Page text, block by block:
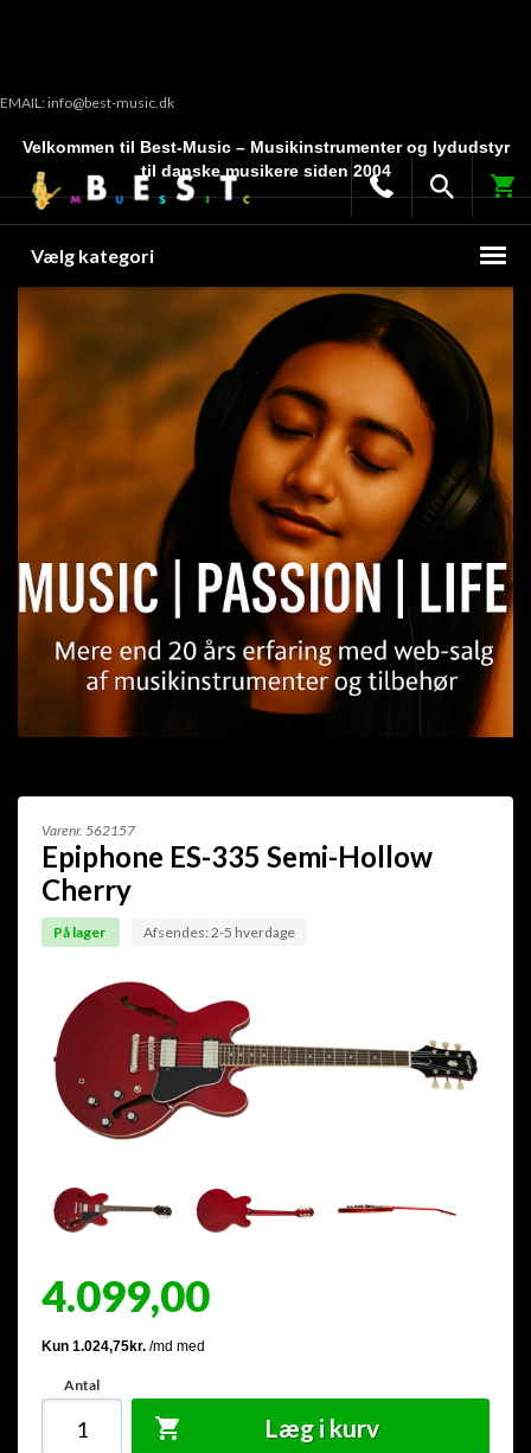
EMAIL: info@best-music.dk
Velkommen til Best-Music – Musikinstrumenter og lydudstyr
til danske musikere siden 2004
Vælg kategori
Varenr. 562157
Epiphone ES-335 Semi-Hollow
Cherry
På lager Afsendes: 2-5 hverdage
4.099,00
Antal
Læg i kurv